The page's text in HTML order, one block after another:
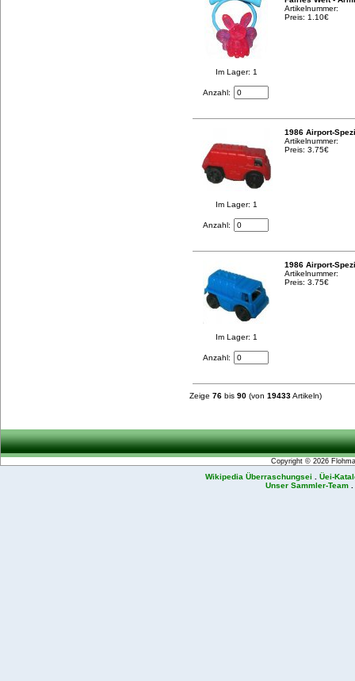
Im Lager: 1
Anzahl:
Artikelnummer:
Preis: 1.10€
Im Lager: 1
Anzahl:
1986 Airport-
Artikelnummer:
Preis: 3.75€
Im Lager: 1
Anzahl:
1986 Airport-
Artikelnummer:
Preis: 3.75€
Zeige 76 bis 90 (von 19433Artikeln)
Copyright © 2026
Wikipedia Überraschungsei
Üei-
Unser Sammler-Team